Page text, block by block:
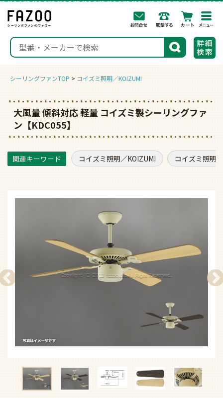
検索
シーリングファンTOP コイズミ照明／KOIZUMI
大風量 傾斜対応 軽量 コイズミ製シーリングファ
ン【KDC055】
コイズミ照明／KOIZUMI コイズミ照明